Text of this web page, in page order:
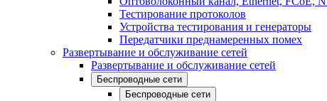
Тестирование протоколов
Устройства тестирования и генераторы
Передатчики преднамеренных помех
Развертывание и обслуживание сетей
Развертывание и обслуживание сетей
Беспроводные сети
Беспроводные сети